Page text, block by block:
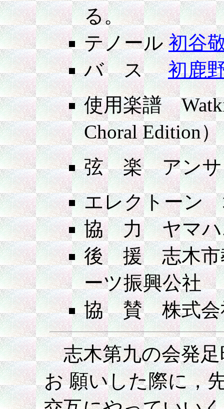
る。
テノール初谷
バ ス初鹿
使用楽譜
Choral Edition）
弦 楽 アンサ
エレクトーン
協 力 ヤマハ
後 援 志木市
ーツ振興公社
協 賛 株式会
志木第九の会発
お 願いした際に，